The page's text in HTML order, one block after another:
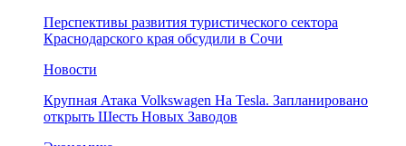
Перспективы развития туристического сектора
Краснодарского края обсудили в Сочи
Новости
Крупная Атака Volkswagen На Tesla. Запланировано
открыть Шесть Новых Заводов